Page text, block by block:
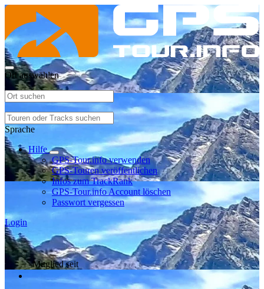
Ort auswählen
Sprache
Hilfe
GPS-Tour.info verwenden
GPS-Touren veröffentlichen
Infos zum TrackRank
GPS-Tour.info Account löschen
Passwort vergessen
Login
Mitglied seit